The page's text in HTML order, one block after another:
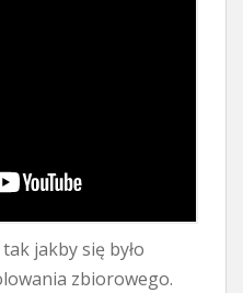
jakby się było
zbiorowego.